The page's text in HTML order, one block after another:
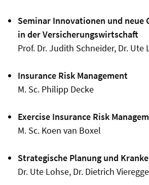
Seminar Innovationen und neue
in der Versicherungswirtschaft
Prof. Dr. Judith Schneider, Dr. Ute
Insurance Risk Management
M. Sc. Philipp Decke
Exercise Insurance Risk
M. Sc. Koen van Boxel
Strategische Planung und
Dr. Ute Lohse, Dr. Dietrich Vieregge